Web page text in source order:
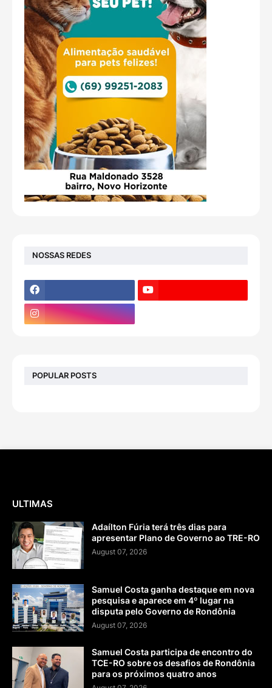
NOSSAS REDES
POPULAR POSTS
ULTIMAS
Adaílton Fúria terá três dias para
apresentar Plano de Governo ao TRE-RO
August 07, 2026
Samuel Costa ganha destaque em nova
pesquisa e aparece em 4º lugar na
disputa pelo Governo de Rondônia
August 07, 2026
Samuel Costa participa de encontro do
TCE-RO sobre os desafios de Rondônia
para os próximos quatro anos